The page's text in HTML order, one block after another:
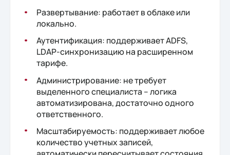
Развертывание: работает в облаке или
локально.
Аутентификация: поддерживает ADFS,
LDAP-синхронизацию на расширенном
тарифе.
Администрирование: не требует
выделенного специалиста – логика
автоматизирована, достаточно одного
ответственного.
Масштабируемость: поддерживает любое
количество учетных записей,